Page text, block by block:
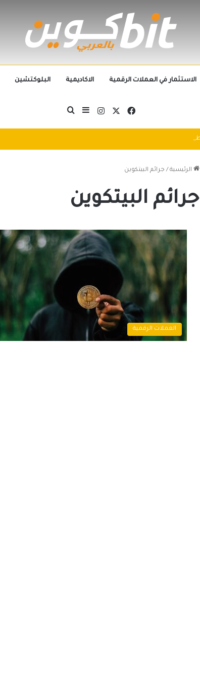
الاستثمار في العملات الرقمية الاكاديمية البلوكتشين
فيسبوكانستقرامإضافة عمود جانبي
بحث عن
الرئيسية / جرائم البيتكوين
جرائم البيتكوين
العملات الرقمية